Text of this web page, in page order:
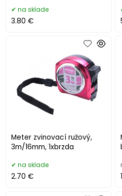
na sklade
3.80 €
Meter zvinovací ružový,
3m/16mm, 1xbrzda
na sklade
2.70 €